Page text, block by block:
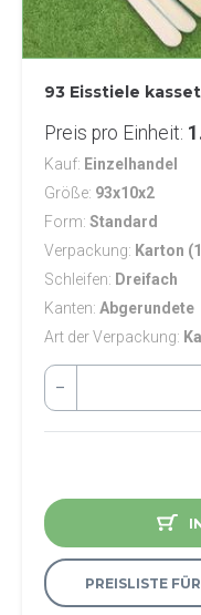
93 Eisstiele
Preis pro Einheit
Kauf Einzelhandel
Größe 93x10x2
Form Standard
Verpackung
Karton
Schleifen
Dreifach
Kanten Abgerundete
Art der Verpackung
–
PREISLISTE